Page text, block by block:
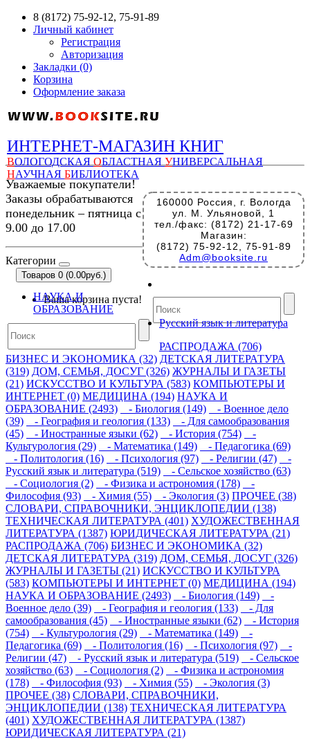
8 (8172) 75-92-12, 75-91-89
Личный кабинет
Регистрация
Авторизация
Закладки (0)
Корзина
Оформление заказа
ИНТЕРНЕТ-МАГАЗИН КНИГ
ВОЛОГОДСКАЯ ОБЛАСТНАЯ УНИВЕРСАЛЬНАЯ
НАУЧНАЯ БИБЛИОТЕКА
160000 Россия, г. Вологда
ул. М. Ульяновой, 1
тел./факс: (8172) 21-17-69
Магазин:
(8172) 75-92-12, 75-91-89
Adm@booksite.ru
Уважаемые покупатели!
Заказы обрабатываются
понедельник – пятница с
9.00 до 17.00
Категории
Товаров 0 (0.00руб.)
Ваша корзина пуста!
НАУКА И
ОБРАЗОВАНИЕ
Русский язык и литература
РАСПРОДАЖА (706)
БИЗНЕС И ЭКОНОМИКА (32) ДЕТСКАЯ ЛИТЕРАТУРА
(319) ДОМ, СЕМЬЯ, ДОСУГ (326) ЖУРНАЛЫ И ГАЗЕТЫ
(21) ИСКУССТВО И КУЛЬТУРА (583) КОМПЬЮТЕРЫ И
ИНТЕРНЕТ (0) МЕДИЦИНА (194) НАУКА И
ОБРАЗОВАНИЕ (2493)
- Биология (149)
- Военное дело
(39)
- География и геология (133)
- Для самообразования
(45)
- Иностранные языки (62) - История (754)
-
Культурология (29)
- Математика (149)
- Педагогика (69)
- Политология (16)
- Психология (97) - Религии (47)
-
Русский язык и литература (519)
- Сельское хозяйство (63)
- Социология (2)
- Физика и астрономия (178)
-
Философия (93)
- Химия (55) - Экология (3) ПРОЧЕЕ (38)
СЛОВАРИ, СПРАВОЧНИКИ, ЭНЦИКЛОПЕДИИ (138)
ТЕХНИЧЕСКАЯ ЛИТЕРАТУРА (401) ХУДОЖЕСТВЕННАЯ
ЛИТЕРАТУРА (1387) ЮРИДИЧЕСКАЯ ЛИТЕРАТУРА (21)
РАСПРОДАЖА (706) БИЗНЕС И ЭКОНОМИКА (32)
ДЕТСКАЯ ЛИТЕРАТУРА (319) ДОМ, СЕМЬЯ, ДОСУГ (326)
ЖУРНАЛЫ И ГАЗЕТЫ (21) ИСКУССТВО И КУЛЬТУРА
(583) КОМПЬЮТЕРЫ И ИНТЕРНЕТ (0) МЕДИЦИНА (194)
НАУКА И ОБРАЗОВАНИЕ (2493)
- Биология (149)
-
Военное дело (39)
- География и геология (133)
- Для
самообразования (45)
- Иностранные языки (62)
- История
(754)
- Культурология (29) - Математика (149)
-
Педагогика (69)
- Политология (16) - Психология (97)
-
Религии (47)
- Русский язык и литература (519)
- Сельское
хозяйство (63)
- Социология (2)
- Физика и астрономия
(178)
- Философия (93) - Химия (55)
- Экология (3)
ПРОЧЕЕ (38) СЛОВАРИ, СПРАВОЧНИКИ,
ЭНЦИКЛОПЕДИИ (138) ТЕХНИЧЕСКАЯ ЛИТЕРАТУРА
(401) ХУДОЖЕСТВЕННАЯ ЛИТЕРАТУРА (1387)
ЮРИДИЧЕСКАЯ ЛИТЕРАТУРА (21)